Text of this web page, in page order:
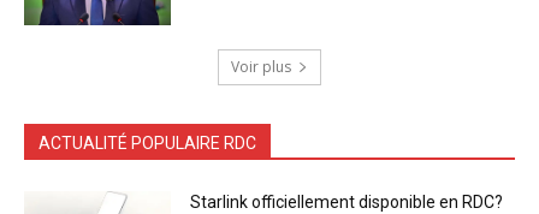
Voir plus
ACTUALITÉ POPULAIRE RDC
Starlink officiellement disponible en RDC?